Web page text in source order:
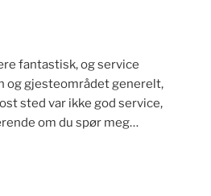
fantastisk, og service
og gjesteområdet generelt,
sted var ikke god service,
om du spør meg…